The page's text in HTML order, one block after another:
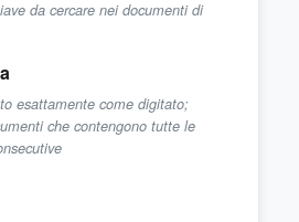
da cercare nei documenti di
esattamente come digitato;
che contengono tutte le